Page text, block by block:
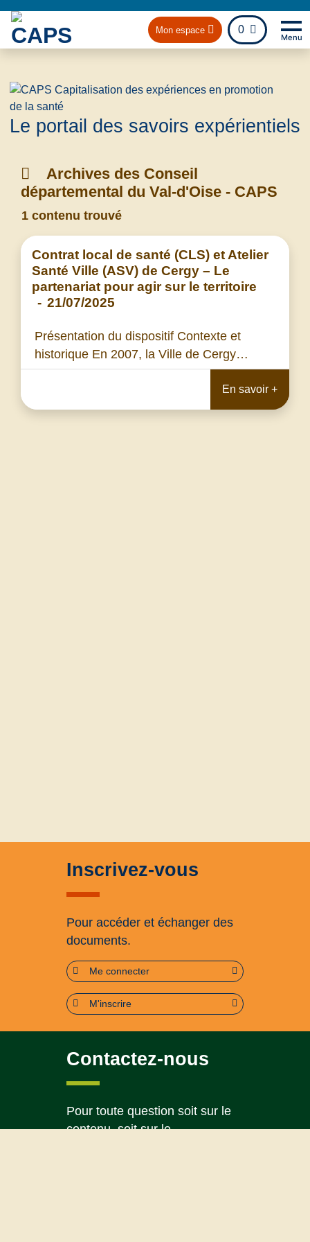
Mon espace 0
fichier
Menu
Le portail des savoirs expérientiels
Archives des Conseil
départemental du Val-d'Oise - CAPS
1 contenu trouvé
Contrat local de santé (CLS) et Atelier
Santé Ville (ASV) de Cergy – Le
partenariat pour agir sur le territoire
- 21/07/2025
Présentation du dispositif Contexte et
historique En 2007, la Ville de Cergy…
En savoir +
Inscrivez-vous
Pour accéder et échanger des
documents.
Me connecter
M'inscrire
Contactez-nous
Pour toute question soit sur le
contenu, soit sur le